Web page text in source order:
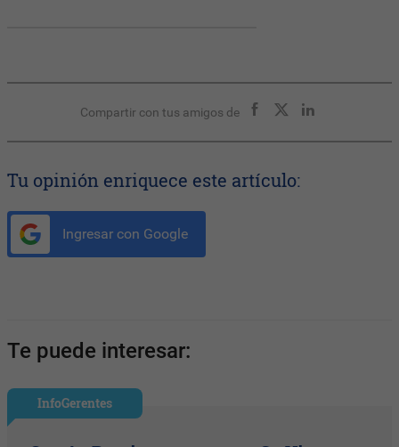
Compartir con tus amigos de
Tu opinión enriquece este artículo:
Ingresar con Google
Te puede interesar:
InfoGerentes